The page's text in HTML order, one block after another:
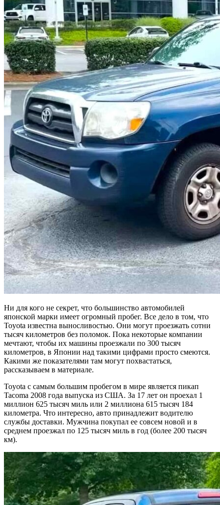
Ни для кого не секрет, что большинство автомобилей
японской марки имеет огромный пробег. Все дело в том, что
Toyota известна выносливостью. Они могут проезжать сотни
тысяч километров без поломок. Пока некоторые компании
мечтают, чтобы их машины проезжали по 300 тысяч
километров, в Японии над такими цифрами просто смеются.
Какими же показателями там могут похвастаться,
рассказываем в материале.
Toyota с самым большим пробегом в мире является пикап
Tacoma 2008 года выпуска из США. За 17 лет он проехал 1
миллион 625 тысяч миль или 2 миллиона 615 тысяч 184
километра. Что интересно, авто принадлежит водителю
службы доставки. Мужчина покупал ее совсем новой и в
среднем проезжал по 125 тысяч миль в год (более 200 тысяч
км).